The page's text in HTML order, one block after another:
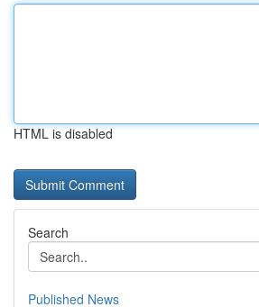
HTML is disabled
Search
Published News